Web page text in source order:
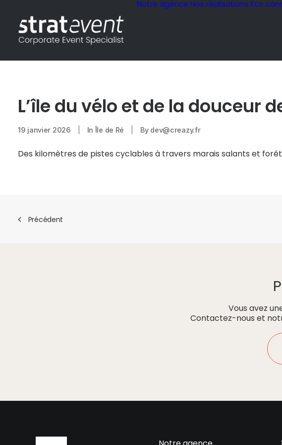
Notre agence Nos réalisations Eco
L’île du vélo et de la douceur
19 janvier 2026 InÎle de Ré By dev@creazy.fr
Des kilomètres de pistes cyclables à travers marais salants et
Précédent
Vous avez
Contactez-nous et